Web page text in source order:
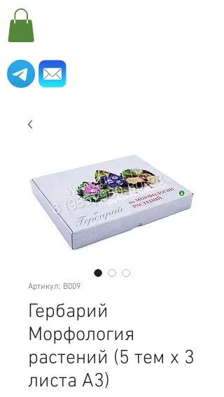
Артикул: B009
Гербарий
Морфология
растений (5 тем х 3
листа А3)